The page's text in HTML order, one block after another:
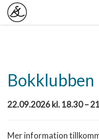
Bokklubben
22.09.2026 kl. 18.30 –
Mer information